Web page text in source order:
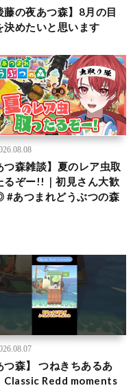
藤の夜あつ森】8月の目
決めたいと思います
つ森雑談】夏のレア虫取
るぞー!!｜初見さん大歓
#あつまれどうぶつの森
つ森】 つねきちあるあ
Redd moments